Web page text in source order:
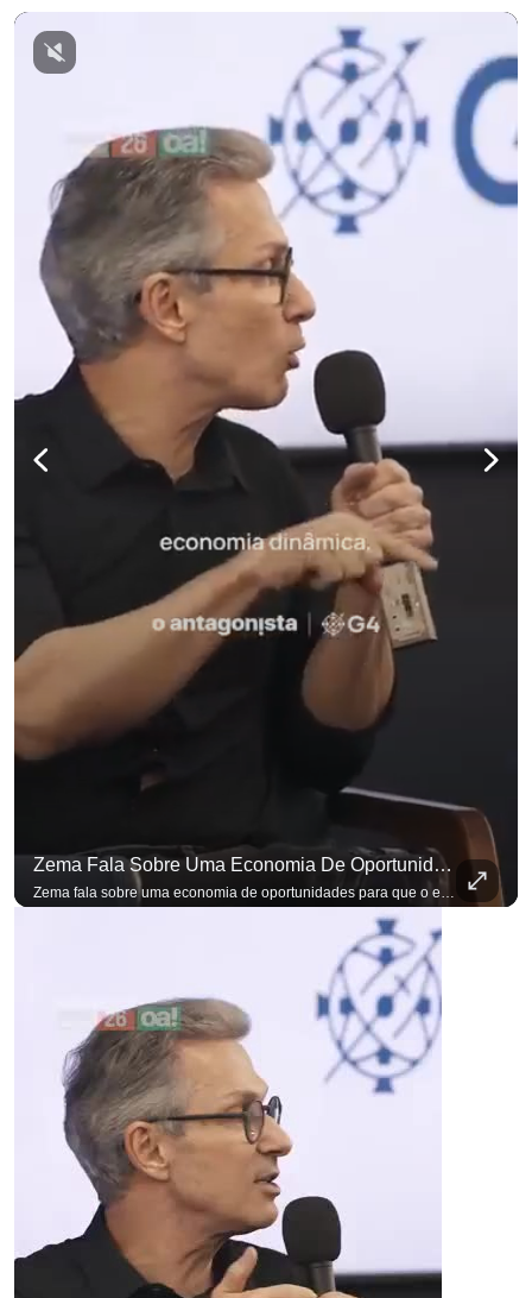
Zema Fala Sobre Uma Economia De Oportunidades Para O Empresário
Zema fala sobre uma economia de oportunidades para que o empresário brasileiro não precise sair do país para manter o crescimento do seu negócio. A primeira Sabatina Presidencial em que as perguntas não vieram de assessores, partidos ou jornalistas. Vieram de uma pesquisa com empresários brasileiros. Imposto, juro, custo de contratar. Cada candidato frente a frente com quem move a economia do país. Se você busca informação com credibilidade, inscreva-se agora e ative o